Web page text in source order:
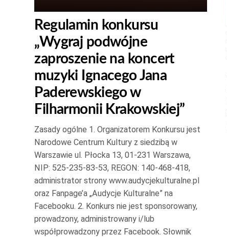
Regulamin konkursu
„Wygraj podwójne
zaproszenie na koncert
muzyki Ignacego Jana
Paderewskiego w
Filharmonii Krakowskiej”
Zasady ogólne 1. Organizatorem Konkursu jest
Narodowe Centrum Kultury z siedzibą w
Warszawie ul. Płocka 13, 01-231 Warszawa,
NIP: 525-235-83-53, REGON: 140-468-418,
administrator strony www.audycjekulturalne.pl
oraz Fanpage’a „Audycje Kulturalne” na
Facebooku. 2. Konkurs nie jest sponsorowany,
prowadzony, administrowany i/lub
współprowadzony przez Facebook. Słownik